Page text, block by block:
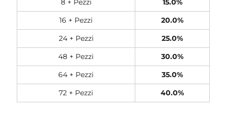
16 + Pezzi
20.0%
24 + Pezzi
25.0%
48 + Pezzi
30.0%
64 + Pezzi
35.0%
72 + Pezzi
40.0%